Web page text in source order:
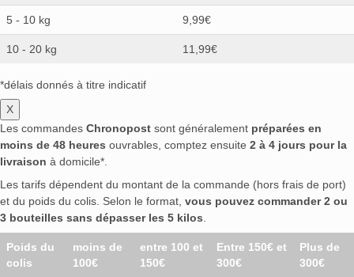
5 - 10 kg 9,99€
10 - 20 kg 11,99€
*délais donnés à titre indicatif
X
Les commandes Chronopost sont généralement préparées en
moins de 48 heures ouvrables, comptez ensuite 2 à 4 jours pour la
livraison à domicile*.
Les tarifs dépendent du montant de la commande (hors frais de port)
et du poids du colis. Selon le format, vous pouvez commander 2 ou
3 bouteilles sans dépasser les 5 kilos.
Poids du
colis
moins de
100€
entre 100 et
150€
Entre 150€ et
300€
Plus de
300€